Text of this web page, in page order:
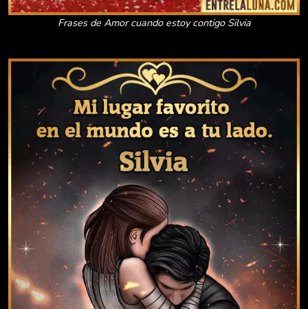
Frases de Amor cuando estoy contigo Silvia